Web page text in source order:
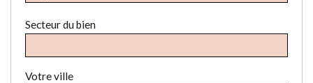
Secteur du bien
Votre ville